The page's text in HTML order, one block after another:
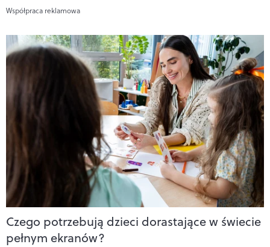
Współpraca reklamowa
Czego potrzebują dzieci dorastające w świecie
pełnym ekranów?